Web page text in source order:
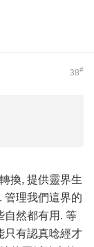
38#
換, 提供靈界生
管理我們這界的
自然都有用. 等
只有認真唸經才